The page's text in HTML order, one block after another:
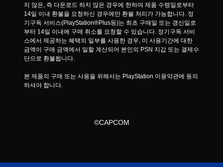
지 않은, 즉 다운로드 하지 않은 경우에 한하여 제품 수령일로부터
14일 이내 환불을 요청하신 경우에만 환불 처리가 가능합니다. 정
기구독 서비스(PlayStation®Plus등)는 최초 구매일 또는 갱신일로
부터 14일 이내에 구매 취소를 요청할 수 있습니다. 정기구독 서비
스에서 제공하는 혜택의 일부를 사용한 경우, 미 사용기간에 대한
금액이 구매 금액에서 일할 계산되어 본인의 PSN 지갑 또는 결제수
단으로 환불됩니다.
본 제품의 구매 또는 사용을 위해서는 PlayStation 이용약관에 동의
하셔야 합니다.
©CAPCOM